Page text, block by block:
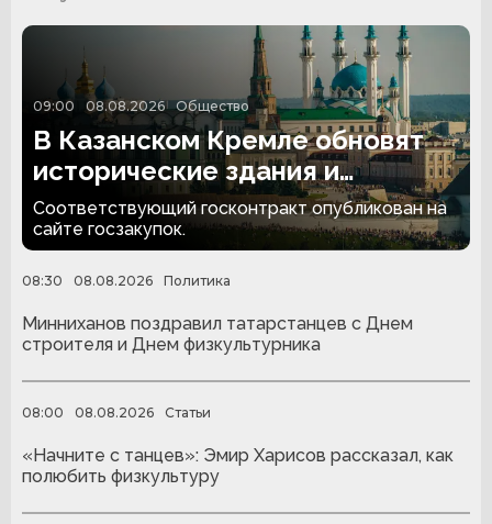
09:00 08.08.2026 Общество
В Казанском Кремле обновят
исторические здания и
территорию за 174,4 млн
рублей
Соответствующий госконтракт опубликован на
сайте госзакупок.
08:30 08.08.2026 Политика
Минниханов поздравил татарстанцев с Днем
строителя и Днем физкультурника
08:00 08.08.2026 Статьи
«Начните с танцев»: Эмир Харисов рассказал, как
полюбить физкультуру